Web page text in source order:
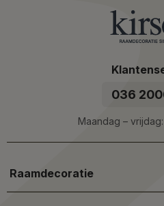
036
Maandag – vrijdag:
Raamdecoratie